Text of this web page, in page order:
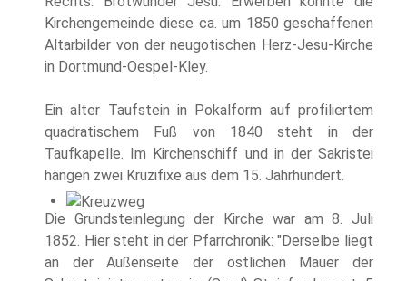
Kirchengemeinde diese ca. um 1850 geschaffenen
Altarbilder von der neugotischen Herz-Jesu-Kirche
in Dortmund-Oespel-Kley.
Ein alter Taufstein in Pokalform auf profiliertem
quadratischem Fuß von 1840 steht in der
Taufkapelle. Im Kirchenschiff und in der Sakristei
hängen zwei Kruzifixe aus dem 15. Jahrhundert.
Die Grundsteinlegung der Kirche war am 8. Juli
1852. Hier steht in der Pfarrchronik: "Derselbe liegt
an der Außenseite der östlichen Mauer der